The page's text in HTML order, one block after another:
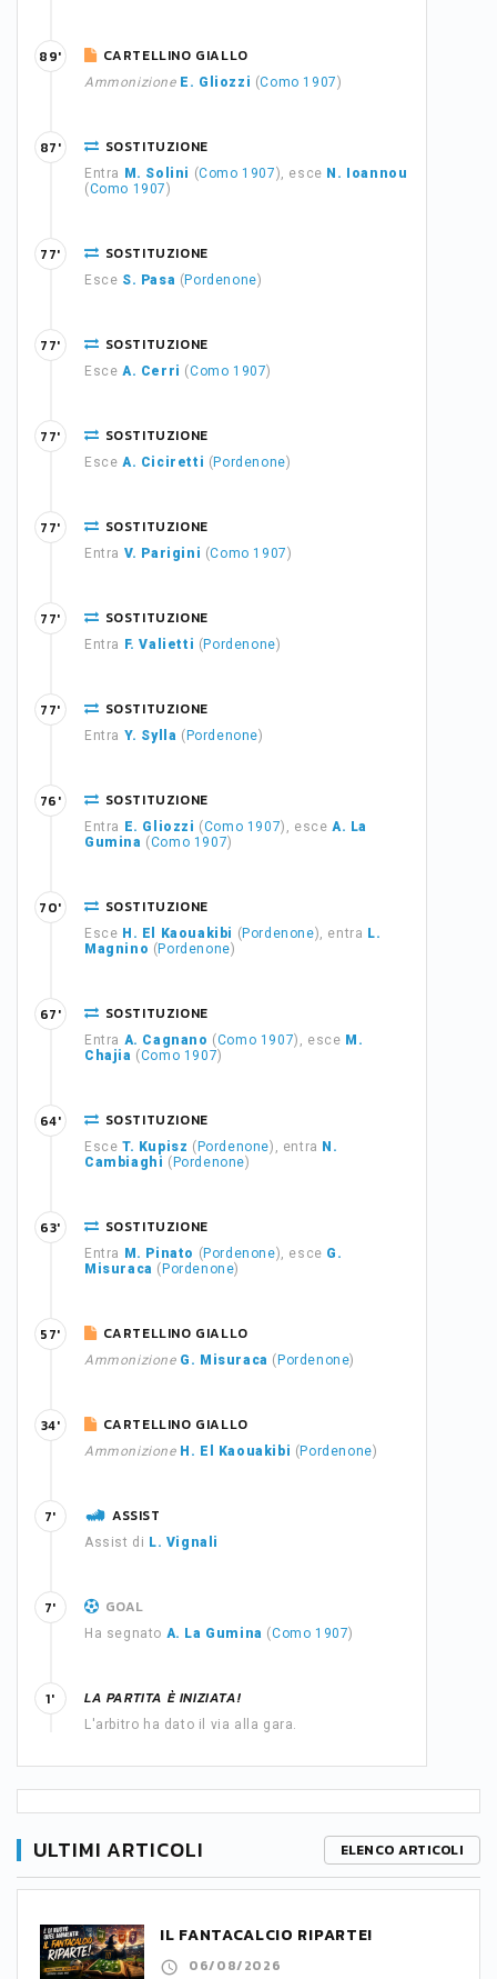
CARTELLINO GIALLO
Ammonizione E. Gliozzi (Como 1907)
89'
SOSTITUZIONE
Entra M. Solini (Como 1907), esce N. Ioannou
(Como 1907)
87'
SOSTITUZIONE
Esce S. Pasa ( Pordenone)
77'
SOSTITUZIONE
Esce A. Cerri (Como 1907)
77'
SOSTITUZIONE
Esce A. Ciciretti ( Pordenone)
77'
SOSTITUZIONE
Entra V. Parigini (Como 1907)
77'
SOSTITUZIONE
Entra F. Valietti ( Pordenone)
77'
SOSTITUZIONE
Entra Y. Sylla ( Pordenone)
77'
SOSTITUZIONE
Entra E. Gliozzi (Como 1907), esceA. La
Gumina (Como 1907)
76'
SOSTITUZIONE
Esce H. El Kaouakibi ( Pordenone), entra L.
Magnino ( Pordenone)
70'
SOSTITUZIONE
Entra A. Cagnano (Como 1907), esce M.
Chajia (Como 1907)
67'
SOSTITUZIONE
Esce T. Kupisz ( Pordenone), entra N.
Cambiaghi ( Pordenone)
64'
SOSTITUZIONE
Entra M. Pinato ( Pordenone), esce G.
Misuraca ( Pordenone)
63'
CARTELLINO GIALLO
Ammonizione G. Misuraca ( Pordenone)
57'
CARTELLINO GIALLO
Ammonizione H. El Kaouakibi ( Pordenone)
34'
ASSIST
Assist di L. Vignali
7'
GOAL
Ha segnato A. La Gumina (Como 1907)
7'
LA PARTITA È INIZIATA!
L'arbitro ha dato il via alla gara.
1'
ULTIMI ARTICOLI ELENCO ARTICOLI
IL FANTACALCIO RIPARTE!
06/08/2026